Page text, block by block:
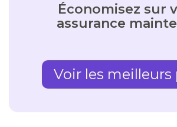
Économisez sur
assurance
Voir les meilleurs